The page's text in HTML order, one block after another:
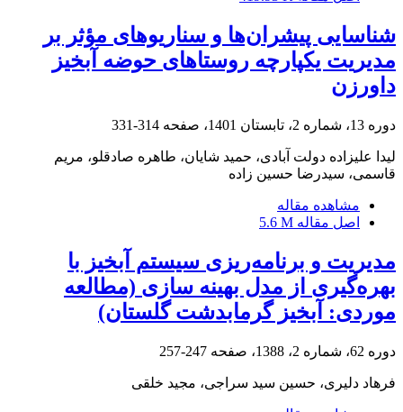
شناسایی پیشران‌ها و سناریوهای مؤثر بر
مدیریت یکپارچه روستاهای حوضه آبخیز
داورزن
دوره 13، شماره 2، تابستان 1401، صفحه 314-331
لیدا علیزاده دولت آبادی، حمید شایان، طاهره صادقلو، مریم
قاسمی، سیدرضا حسین زاده
مشاهده مقاله
اصل مقاله 5.6 M
مدیریت و برنامه‌ریزی سیستم آبخیز با
بهره‌گیری از مدل بهینه سازی (مطالعه
موردی: آبخیز گرمابدشت گلستان)
دوره 62، شماره 2، 1388، صفحه 247-257
فرهاد دلیری، حسین سید سراجی، مجید خلقی